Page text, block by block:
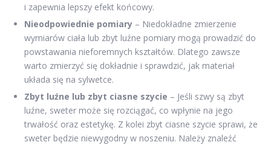
i zapewnia lepszy efekt końcowy.
Nieodpowiednie pomiary – Niedokładne zmierzenie
wymiarów ciała lub zbyt luźne pomiary mogą prowadzić do
powstawania nieforemnych kształtów. Dlatego zawsze
warto zmierzyć się dokładnie i sprawdzić, jak materiał
układa się na sylwetce.
Zbyt luźne lub zbyt ciasne szycie – Jeśli szwy są zbyt
luźne, sweter może się rozciągać, co wpłynie na jego
trwałość oraz estetykę. Z kolei zbyt ciasne szycie sprawi, że
sweter będzie niewygodny w noszeniu. Należy znaleźć